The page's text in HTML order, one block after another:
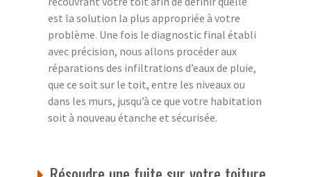
est la solution la plus appropriée à votre
problème. Une fois le diagnostic final établi
avec précision, nous allons procéder aux
réparations des infiltrations d’eaux de pluie,
que ce soit sur le toit, entre les niveaux ou
dans les murs, jusqu’à ce que votre habitation
soit à nouveau étanche et sécurisée.